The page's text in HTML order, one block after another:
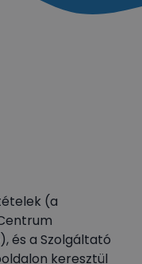
(a
és a Szolgáltató
keresztül